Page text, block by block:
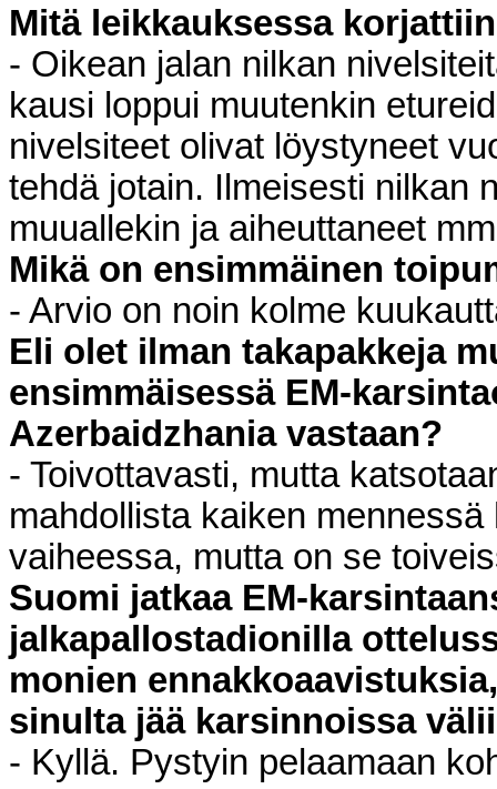
Mitä leikkauksessa
- Oikean jalan nilkan
kausi loppui muutenkin
nivelsiteet olivat löystyneet
tehdä jotain. Ilmeisesti nilkan
muuallekin ja aiheuttaneet
Mikä on ensimmäinen
- Arvio on noin kolme
Eli olet ilman takapakkeja
ensimmäisessä EM-
Azerbaidzhania vastaan?
- Toivottavasti, mutta
mahdollista kaiken
vaiheessa, mutta on se
Suomi jatkaa EM-
jalkapallostadionilla
monien
sinulta jää karsinnoissa
- Kyllä. Pystyin pelaamaan